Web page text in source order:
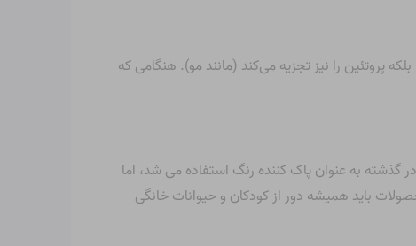
پروتئین را نیز تجزیه می‌کند (مانند مو). هنگامی که
گذشته به عنوان پاک کننده رنگ استفاده می شد، اما
باید همیشه دور از کودکان و حیوانات خانگی